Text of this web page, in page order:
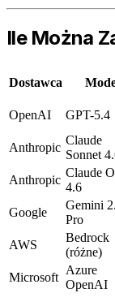
Ile Można
Dostawca
OpenAI
GPT-5.4
Anthropic
Claude
Sonnet
Anthropic
Claude
4.6
Google
Gemini
Pro
AWS
Bedrock
(różne)
Microsoft
Azure
OpenAI